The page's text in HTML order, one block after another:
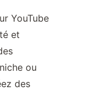
YouTube
et
ou
des